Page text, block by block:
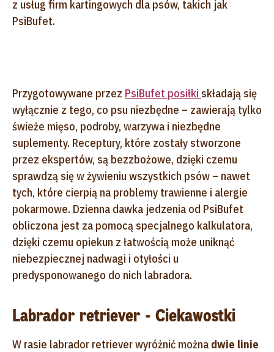
z usług firm kartingowych dla psów, takich jak
PsiBufet.
Przygotowywane przez PsiBufet posiłki składają się
wyłącznie z tego, co psu niezbędne – zawierają tylko
świeże mięso, podroby, warzywa i niezbędne
suplementy. Receptury, które zostały stworzone
przez ekspertów, są bezzbożowe, dzięki czemu
sprawdzą się w żywieniu wszystkich psów – nawet
tych, które cierpią na problemy trawienne i alergie
pokarmowe. Dzienna dawka jedzenia od PsiBufet
obliczona jest za pomocą specjalnego kalkulatora,
dzięki czemu opiekun z łatwością może uniknąć
niebezpiecznej nadwagi i otyłości u
predysponowanego do nich labradora.
Labrador retriever - Ciekawostki
W rasie labrador retriever wyróżnić można dwie linie